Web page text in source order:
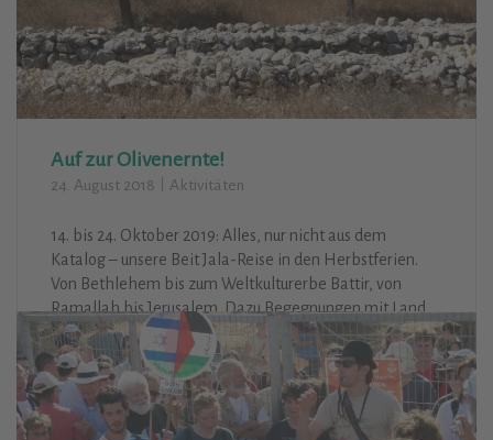
Auf zur Olivenernte!
24. August 2018 Aktivitäten
14. bis 24. Oktober 2019: Alles, nur nicht aus dem
Katalog – unsere Beit Jala-Reise in den Herbstferien.
Von Bethlehem bis zum Weltkulturerbe Battir, von
Ramallah bis Jerusalem. Dazu Begegnungen mit Land
und Leuten, in Flüchtlingslager und Textilfabrik. Wer Lust
hat, hilft bei der Olivenernte und lernt einiges über
Sorten und Anbau dieser biblisch alten Kulturpflanze.
Abends geht’s heim zum Speisen und Plauschen in die
stilvolle Abrahams Herberge. Anmeldung läuft!